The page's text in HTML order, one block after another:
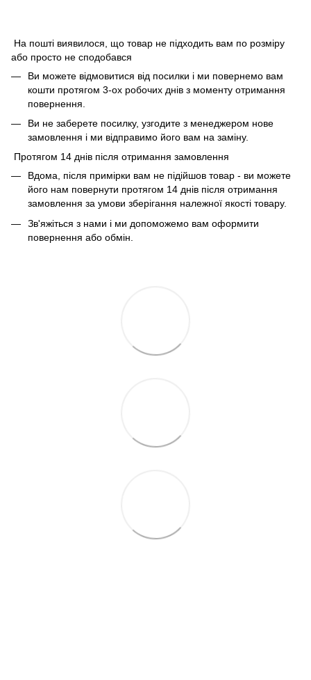
На пошті виявилося, що товар не підходить вам по розміру
або просто не сподобався
Ви можете відмовитися від посилки і ми повернемо вам
кошти протягом 3-ох робочих днів з моменту отримання
повернення.
Ви не заберете посилку, узгодите з менеджером нове
замовлення і ми відправимо його вам на заміну.
Протягом 14 днів після отримання замовлення
Вдома, після примірки вам не підійшов товар - ви можете
його нам повернути протягом 14 днів після отримання
замовлення за умови зберігання належної якості товару.
Зв'яжіться з нами і ми допоможемо вам оформити
повернення або обмін.